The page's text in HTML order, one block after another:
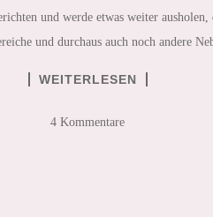
und werde etwas weiter ausholen,
und durchaus auch noch andere
WEITERLESEN
4 Kommentare